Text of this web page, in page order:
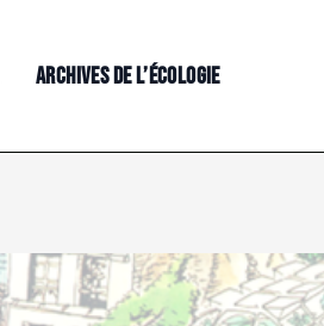
ARCHIVES DE L’ÉCOLOGIE